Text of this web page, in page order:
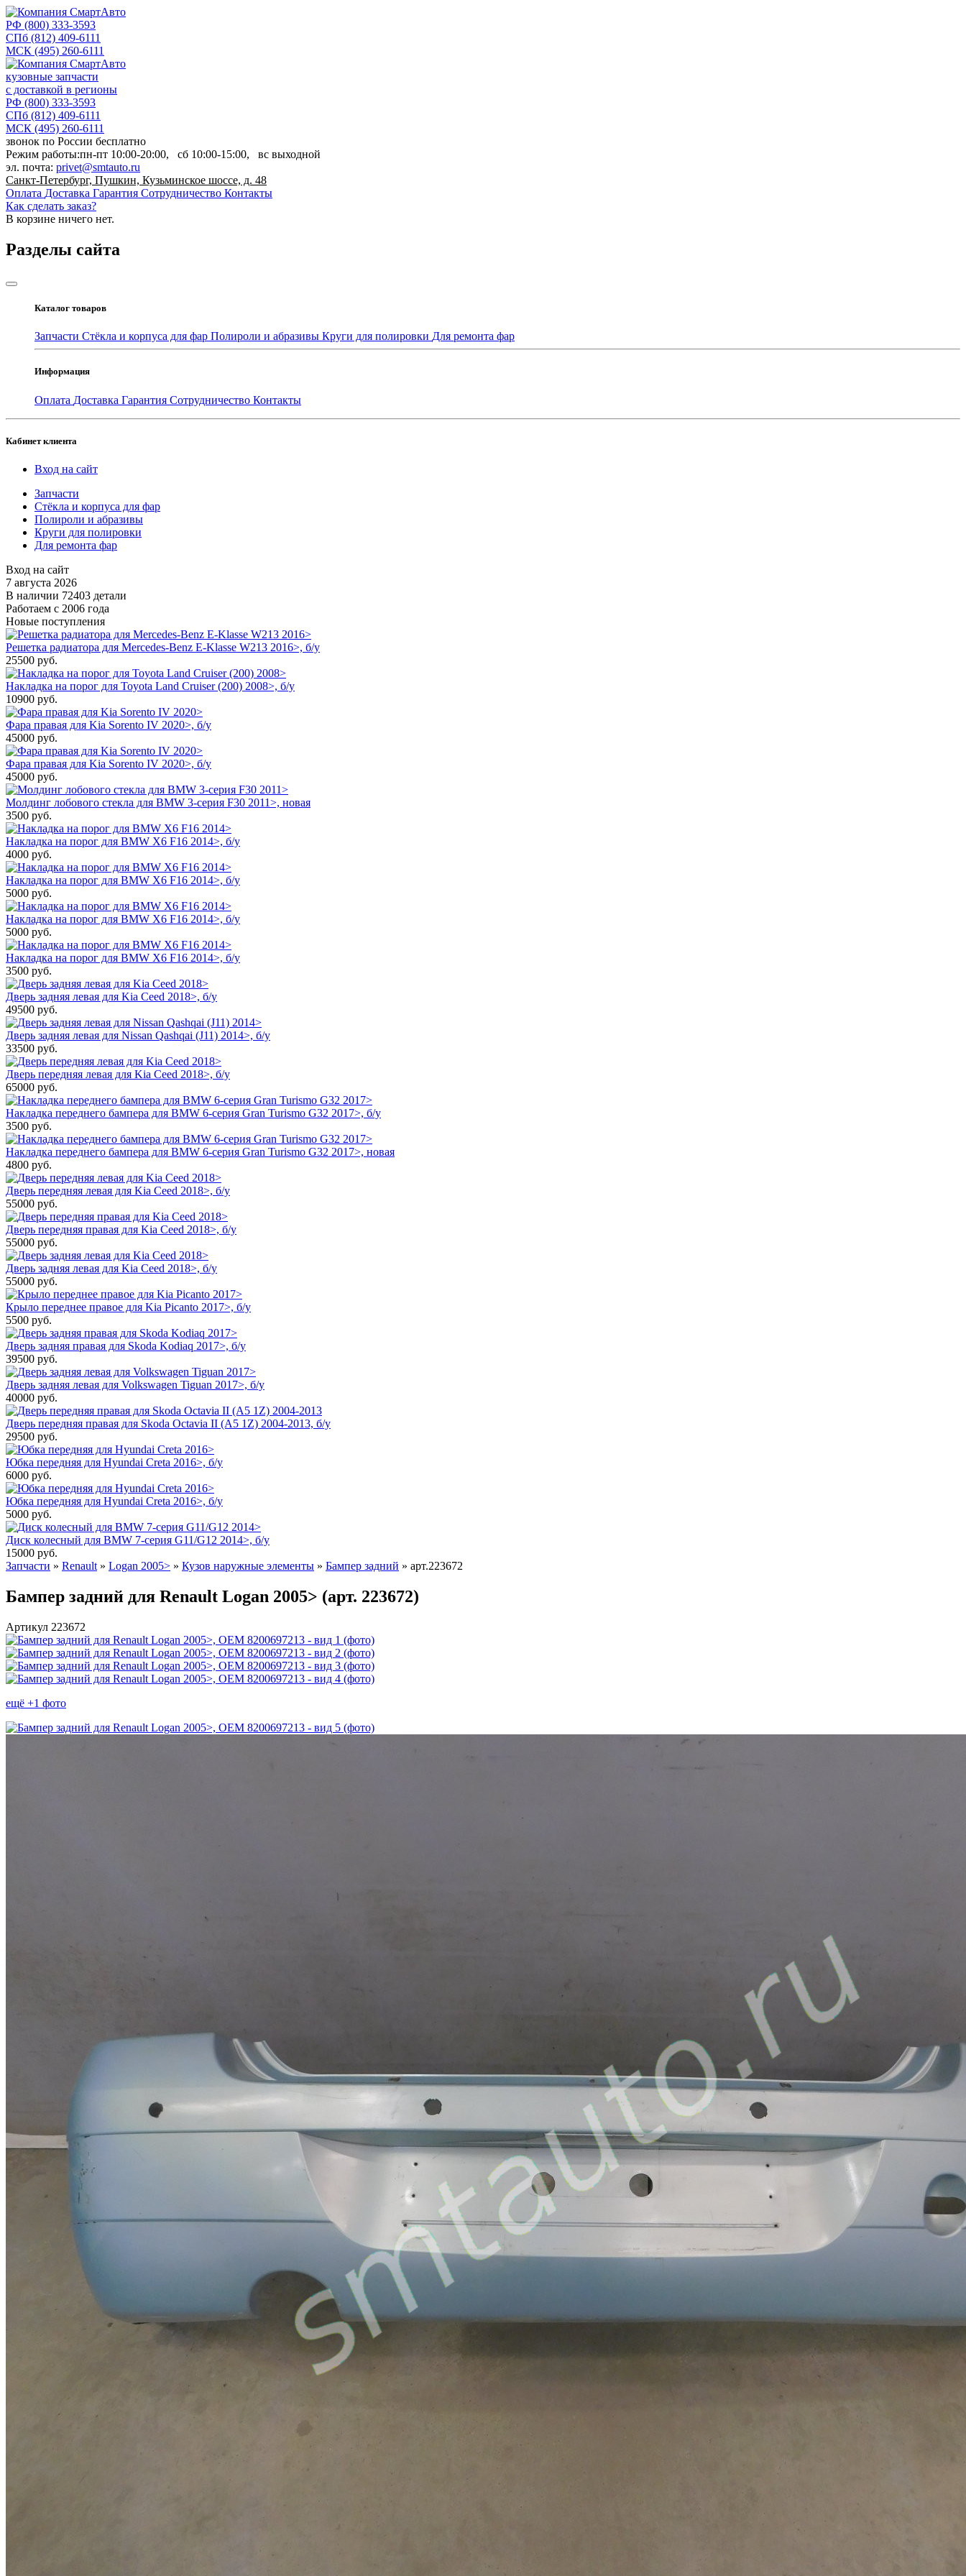
РФ (800) 333-3593
СПб (812) 409-6111
МСК (495) 260-6111
кузовные запчасти
с доставкой в регионы
РФ (800) 333-3593
СПб (812) 409-6111
МСК (495) 260-6111
звонок по России бесплатно
Режим работы:пн-пт 10:00-20:00, сб 10:00-15:00, вс выходной
эл. почта: privet@smtauto.ru
Санкт-Петербург, Пушкин, Кузьминское шоссе, д. 48
Оплата Доставка Гарантия Сотрудничество Контакты
Как сделать заказ?
В корзине ничего нет.
Разделы сайта
Каталог товаров
Запчасти Стёкла и корпуса для фар Полироли и абразивы Круги для полировки Для ремонта фар
Информация
Оплата Доставка Гарантия Сотрудничество Контакты
Кабинет клиента
Вход на сайт
Запчасти
Стёкла и корпуса для фар
Полироли и абразивы
Круги для полировки
Для ремонта фар
Вход на сайт
7 августа 2026
В наличии 72403 детали
Работаем с 2006 года
Новые поступления
Решетка радиатора для Mercedes-Benz E-Klasse W213 2016>, б/у
25500 руб.
Накладка на порог для Toyota Land Cruiser (200) 2008>, б/у
10900 руб.
Фара правая для Kia Sorento IV 2020>, б/у
45000 руб.
Фара правая для Kia Sorento IV 2020>, б/у
45000 руб.
Молдинг лобового стекла для BMW 3-серия F30 2011>, новая
3500 руб.
Накладка на порог для BMW X6 F16 2014>, б/у
4000 руб.
Накладка на порог для BMW X6 F16 2014>, б/у
5000 руб.
Накладка на порог для BMW X6 F16 2014>, б/у
5000 руб.
Накладка на порог для BMW X6 F16 2014>, б/у
3500 руб.
Дверь задняя левая для Kia Ceed 2018>, б/у
49500 руб.
Дверь задняя левая для Nissan Qashqai (J11) 2014>, б/у
33500 руб.
Дверь передняя левая для Kia Ceed 2018>, б/у
65000 руб.
Накладка переднего бампера для BMW 6-серия Gran Turismo G32 2017>, б/у
3500 руб.
Накладка переднего бампера для BMW 6-серия Gran Turismo G32 2017>, новая
4800 руб.
Дверь передняя левая для Kia Ceed 2018>, б/у
55000 руб.
Дверь передняя правая для Kia Ceed 2018>, б/у
55000 руб.
Дверь задняя левая для Kia Ceed 2018>, б/у
55000 руб.
Крыло переднее правое для Kia Picanto 2017>, б/у
5500 руб.
Дверь задняя правая для Skoda Kodiaq 2017>, б/у
39500 руб.
Дверь задняя левая для Volkswagen Tiguan 2017>, б/у
40000 руб.
Дверь передняя правая для Skoda Octavia II (A5 1Z) 2004-2013, б/у
29500 руб.
Юбка передняя для Hyundai Creta 2016>, б/у
6000 руб.
Юбка передняя для Hyundai Creta 2016>, б/у
5000 руб.
Диск колесный для BMW 7-серия G11/G12 2014>, б/у
15000 руб.
Запчасти » Renault » Logan 2005> » Кузов наружные элементы » Бампер задний » арт.223672
Бампер задний для Renault Logan 2005> (арт. 223672)
Артикул 223672
ещё +1 фото